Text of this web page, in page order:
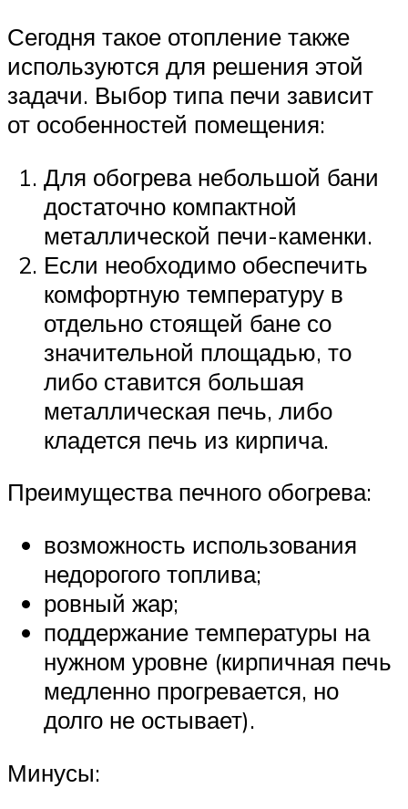
Сегодня такое отопление также
используются для решения этой
задачи. Выбор типа печи зависит
от особенностей помещения:
Для обогрева небольшой бани
достаточно компактной
металлической печи-каменки.
Если необходимо обеспечить
комфортную температуру в
отдельно стоящей бане со
значительной площадью, то
либо ставится большая
металлическая печь, либо
кладется печь из кирпича.
Преимущества печного обогрева:
возможность использования
недорогого топлива;
ровный жар;
поддержание температуры на
нужном уровне (кирпичная печь
медленно прогревается, но
долго не остывает).
Минусы: